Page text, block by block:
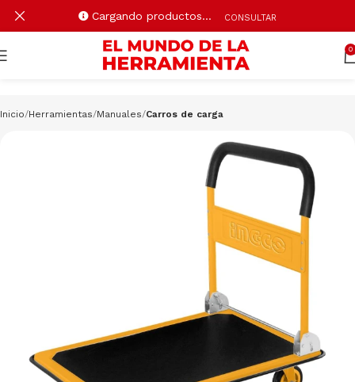
0
Inicio Herramientas Manuales Carros de carga
Cargando productos… CONSULTAR